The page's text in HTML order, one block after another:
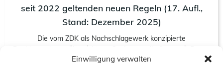
Einwilligung verwalten
seit 2022 geltenden neuen Regeln (17. Aufl.,
Stand: Dezember 2025)
Die vom ZDK als Nachschlagewerk konzipierte
Rechtsprechungsübersicht zur Sachmangelhaftung mit Bezug
zum Kfz-Gewerbe wurde überarbeitet und […]